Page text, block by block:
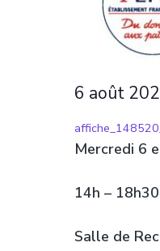
6 août
Mercredi 6
14h – 18h30
Salle de